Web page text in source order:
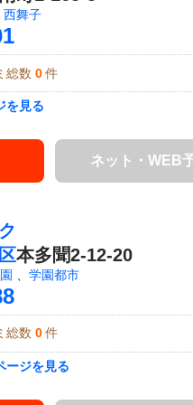
西舞子
総数 0 件
を見る
ネット・WEB
本多聞2-12-20
学園都市
総数 0 件
ージを見る